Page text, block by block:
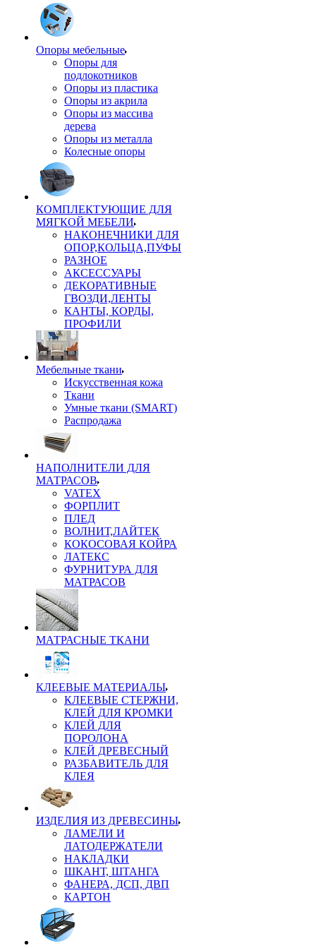
Опоры мебельные
Опоры для
подлокотников
Опоры из пластика
Опоры из акрила
Опоры из массива
дерева
Опоры из металла
Колесные опоры
КОМПЛЕКТУЮЩИЕ ДЛЯ
МЯГКОЙ МЕБЕЛИ
НАКОНЕЧНИКИ ДЛЯ
ОПОР,КОЛЬЦА,ПУФЫ
РАЗНОЕ
АКСЕССУАРЫ
ДЕКОРАТИВНЫЕ
ГВОЗДИ,ЛЕНТЫ
КАНТЫ, КОРДЫ,
ПРОФИЛИ
Мебельные ткани
Искусственная кожа
Ткани
Умные ткани (SMART)
Распродажа
НАПОЛНИТЕЛИ ДЛЯ
МАТРАСОВ
VATEX
ФОРПЛИТ
ПЛЕД
ВОЛНИТ,ЛАЙТЕК
КОКОСОВАЯ КОЙРА
ЛАТЕКС
ФУРНИТУРА ДЛЯ
МАТРАСОВ
МАТРАСНЫЕ ТКАНИ
КЛЕЕВЫЕ МАТЕРИАЛЫ
КЛЕЕВЫЕ СТЕРЖНИ,
КЛЕЙ ДЛЯ КРОМКИ
КЛЕЙ ДЛЯ
ПОРОЛОНА
КЛЕЙ ДРЕВЕСНЫЙ
РАЗБАВИТЕЛЬ ДЛЯ
КЛЕЯ
ИЗДЕЛИЯ ИЗ ДРЕВЕСИНЫ
ЛАМЕЛИ И
ЛАТОДЕРЖАТЕЛИ
НАКЛАДКИ
ШКАНТ, ШТАНГА
ФАНЕРА, ДСП, ДВП
КАРТОН